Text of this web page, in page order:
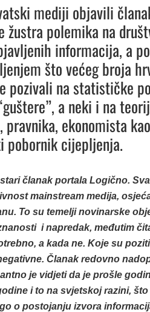
mediji objavili
žustra polemika na
informacija, a
što većeg broja
pozivali na statističke
a neki i na
ekonomista
pobornik cijepljenja.
članak portala Logično.
mainstream medija,
To su temelji novinarske
i napredak, međutim
a kada ne. Koje su
Članak redovno
je vidjeti da je prošle
i to na svjetskoj razini,
o postojanju izvora